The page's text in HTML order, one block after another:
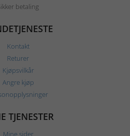
betaling
Kontakt
Returer
Kjøpsvilkår
Angre kjøp
TJENESTER
Mine sider